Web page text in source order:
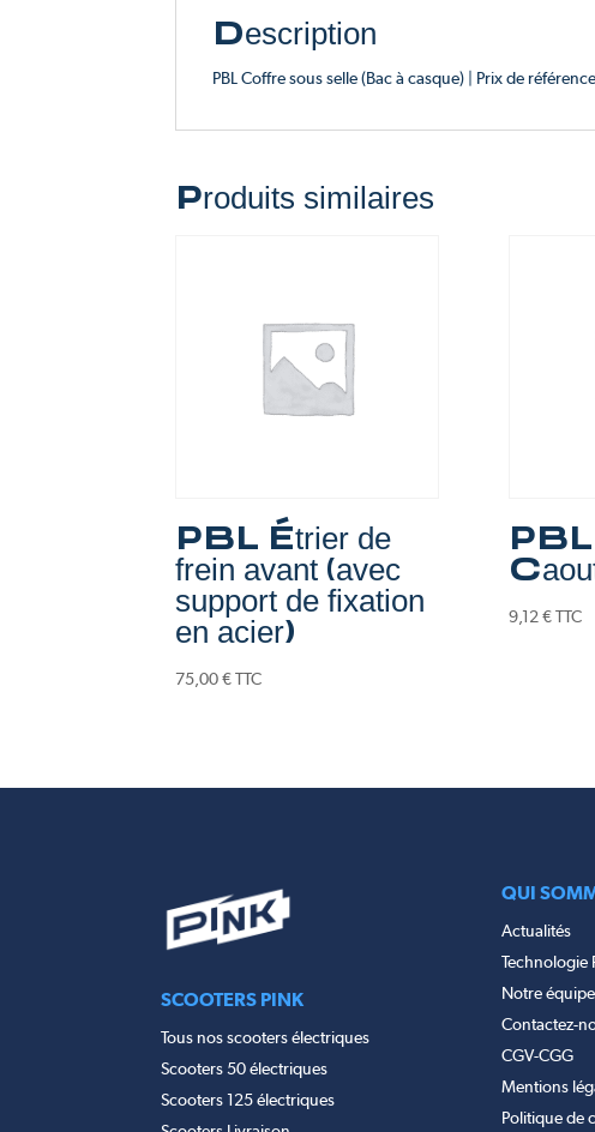
Description
PBL Coffre sous selle (Bac à casque) | Prix de
Produits similaires
PBL Étrier de
frein avant (avec
support de fixation
en acier)
75,00€ TTC
PBL
9,12 € TTC
SCOOTERS PINK
Tous nos scooters électriques
Scooters 50 électriques
Scooters 125 électriques
QUI
Actualités
Technologie
Notre équipe
Contactez-
CGV-CGG
Mentions
Politique de